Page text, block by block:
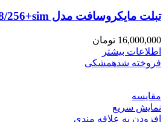
تبلت مایکروسافت مدل Surface Pro 5 – i5/8/256+sim
16,000,000 تومان
اطلاعات بیشتر
فروخته شدهمشکی
مقايسه
نمایش سریع
افزودن به علاقه مندی